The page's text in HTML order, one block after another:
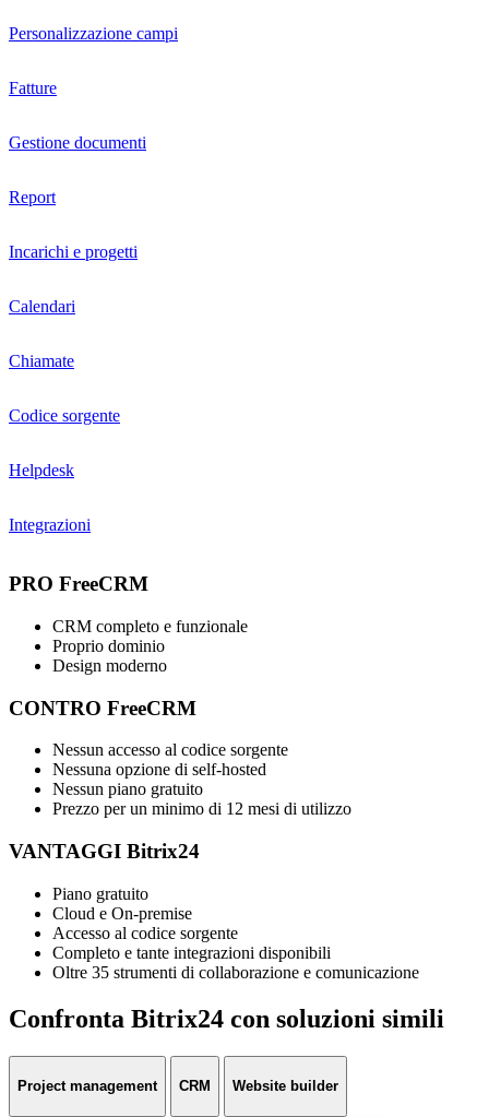
Personalizzazione campi
Fatture
Gestione documenti
Report
Incarichi e progetti
Calendari
Chiamate
Codice sorgente
Helpdesk
Integrazioni
PRO FreeCRM
CRM completo e funzionale
Proprio dominio
Design moderno
CONTRO FreeCRM
Nessun accesso al codice sorgente
Nessuna opzione di self-hosted
Nessun piano gratuito
Prezzo per un minimo di 12 mesi di utilizzo
VANTAGGI Bitrix24
Piano gratuito
Cloud e On-premise
Accesso al codice sorgente
Completo e tante integrazioni disponibili
Oltre 35 strumenti di collaborazione e comunicazione
Confronta Bitrix24 con soluzioni simili
Project management CRM Website builder